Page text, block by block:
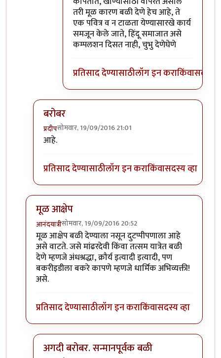
तरी मूळ कारण बळी देणे हेच आहे, ते
एक पवित्र व न टाळता येण्यासारखे कार्य
समजून केले जाते, हिंदू समाजात असे
कम्पलशन दिसत नाही, चुभु देणेघेणे
प्रतिसाद देण्यासाठीलॉग इन कराकिंवासदस्य
बरोबर
प्रदीपसोमवार, 19/09/2016 21:01
In reply to
आहे.
प्रतिसाद देण्यासाठीलॉग इन कराकिंवासदस्य व्हा
मूळ आक्षेप
आनंदयात्रीसोमवार, 19/09/2016 20:52
In reply toबकऱ्यांचा बळीbyआजानुकर्ण
मूळ आक्षेप बळी देण्याला नसून दुटप्पीपणाला आहे
असे वाटते. जसे मांढरदेवी किंवा तत्सम यात्रेत बळी
देणे म्हणजे अंधश्रद्धा, क्रौर्य इत्यादी इत्यादी, पण
बकरीइडीला बकरे कापणे म्हणजे धार्मिक अभिव्यक्ती!
असे.
प्रतिसाद देण्यासाठीलॉग इन कराकिंवासदस्य व्हा
अगदी बरोबर. सन्मानपूर्वक बळी